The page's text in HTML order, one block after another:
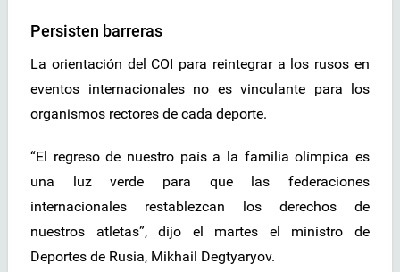
Persisten barreras
La orientación del COI para reintegrar a los rusos en
eventos internacionales no es vinculante para los
organismos rectores de cada deporte.
“El regreso de nuestro país a la familia olímpica es
una luz verde para que las federaciones
internacionales restablezcan los derechos de
nuestros atletas”, dijo el martes el ministro de
Deportes de Rusia, Mikhail Degtyaryov.